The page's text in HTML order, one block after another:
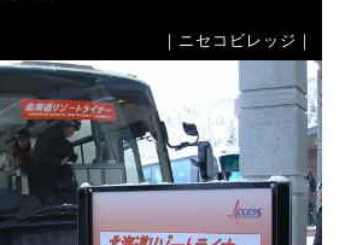
｜ニセコビレッジ｜